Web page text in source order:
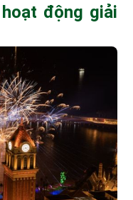
động giải